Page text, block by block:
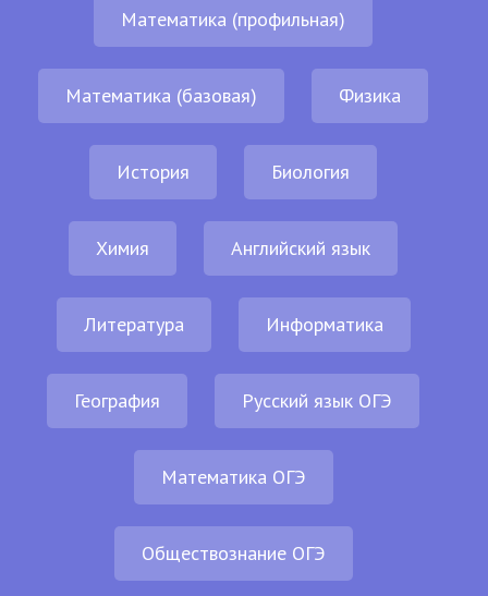
Математика (профильная)
Математика (базовая) Физика
История Биология
Химия Английский язык
Литература Информатика
География Русский язык ОГЭ
Математика ОГЭ
Обществознание ОГЭ